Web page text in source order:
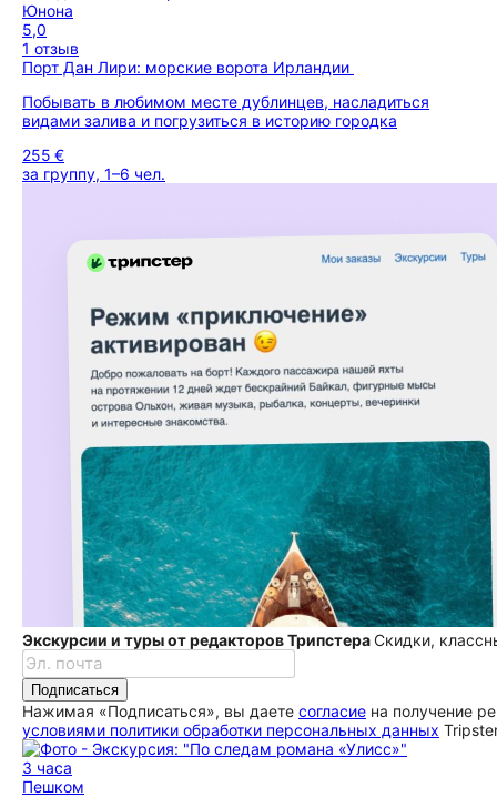
Юнона
5,0
1 отзыв
Порт Дан Лири: морские ворота Ирландии
Побывать в любимом месте дублинцев, насладиться
видами залива и погрузиться в историю городка
255 €
за группу, 1–6 чел.
Экскурсии и туры от редакторов ТрипстераСкидки,
Подписаться
Нажимая «Подписаться», вы даете согласие на получение
условиями политики обработки персональных данных
3 часа
Пешком